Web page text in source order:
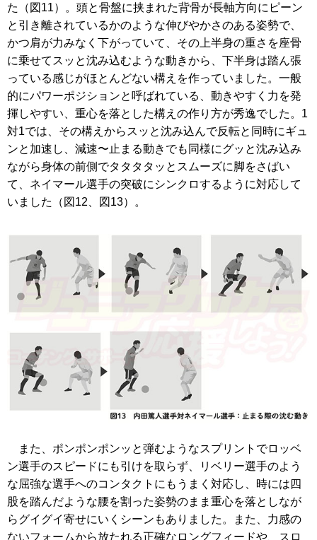
た（図11）。頭と骨盤に挟まれた背骨が長軸方向にピーン
と引き離されているかのような伸びやかさのある姿勢で、
かつ肩が力みなく下がっていて、その上半身の重さを座骨
に乗せてスッと沈み込むような動きから、下半身は踏ん張
っている感じがほとんどない構えを作っていました。一般
的にパワーポジションと呼ばれている、動きやすく力を発
揮しやすい、重心を落とした構えの作り方が秀逸でした。1
対1では、その構えからスッと沈み込んで反転と同時にギュ
ンと加速し、減速〜止まる動きでも同様にグッと沈み込み
ながら身体の前側でタタタタッとスムーズに脚をさばい
て、ネイマール選手の突破にシンクロするように対応して
いました（図12、図13）。
また、ポンポンポンッと弾むようなスプリントでロッベ
ン選手のスピードにも引けを取らず、リベリー選手のよう
な屈強な選手へのコンタクトにもうまく対応し、時には四
股を踏んだような腰を割った姿勢のまま重心を落としなが
らグイグイ寄せにいくシーンもありました。また、力感の
ないフォームから放たれる正確なロングフィードや、スロ